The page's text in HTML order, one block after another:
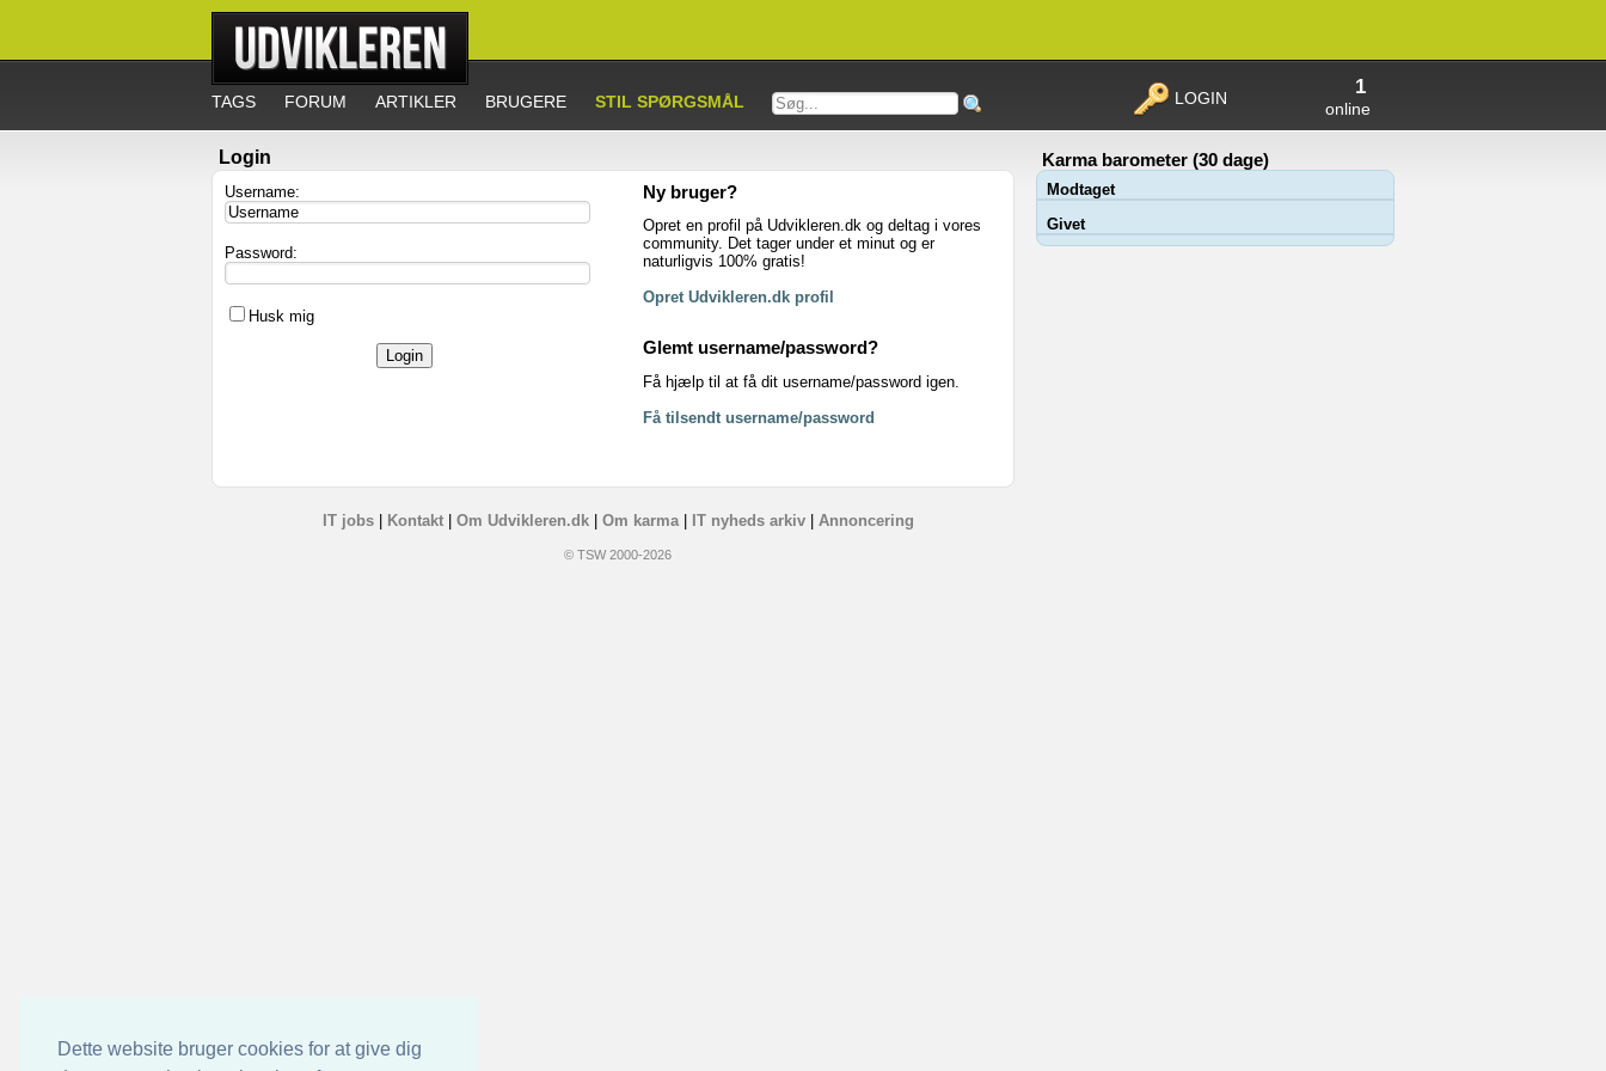
Dette website bruger cookies for at give dig
TAGS FORUM ARTIKLER BRUGERE STIL SPØRGSMÅL
1
online
LOGIN
Login
Username:
Password:
Husk mig
Ny bruger?
Opret en profil på Udvikleren.dk og deltag i vores
community. Det tager under et minut og er
naturligvis 100% gratis!
Opret Udvikleren.dk profil
Glemt username/password?
Få hjælp til at få dit username/password igen.
Få tilsendt username/password
Karma barometer (30 dage)
Modtaget
Givet
IT jobs| Kontakt| Om Udvikleren.dk| Om karma| IT nyheds arkiv| Annoncering
© TSW 2000-2026